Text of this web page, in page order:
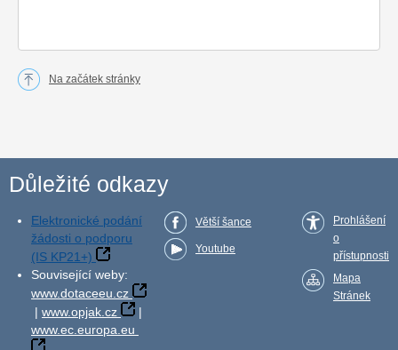
Na začátek stránky
Důležité odkazy
Elektronické podání
žádosti o podporu
(IS KP21+)
Související weby:
www.dotaceeu.cz
| www.opjak.cz
|
www.ec.europa.eu
Větší šance
Youtube
Prohlášení
o
přístupnosti
Mapa
Stránek